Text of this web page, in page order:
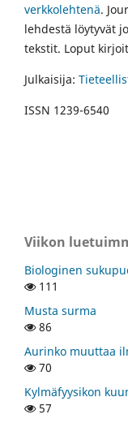
verkkolehtenä.
lehdestä löytyvät
tekstit. Loput
Julkaisija:
ISSN 1239-6540
Viikon
Biologinen
111
Musta surma
86
Aurinko muuttaa
70
Kylmäfyysikon
57